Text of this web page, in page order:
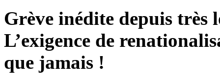
Grève inédite depuis très
L’exigence de
que jamais !